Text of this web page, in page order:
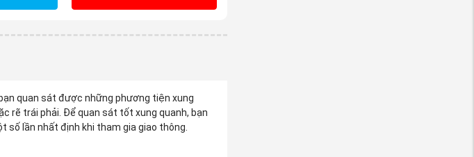
quan sát được những phương tiện xung
rẽ trái phải. Để quan sát tốt xung quanh, bạn
số lần nhất định khi tham gia giao thông.